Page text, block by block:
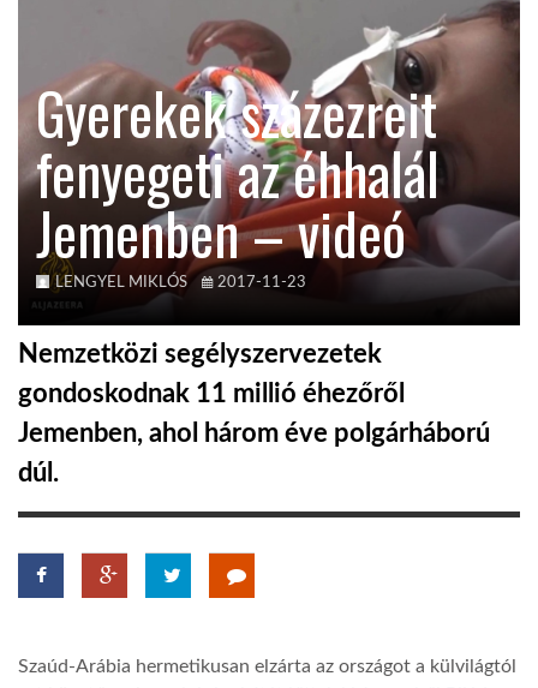
GLOBOTV
AFRIKA TUDÁSTÁR
A NAP SZÉPE
LINKTR.EE
GLOBOZSARU
DOBRAVERO.HU
GLOBOBOOK
Gyerekek százezreit
fenyegeti az éhhalál
Jemenben – videó
LENGYEL MIKLÓS 2017-11-23
Nemzetközi segélyszervezetek
gondoskodnak 11 millió éhezőről
Jemenben, ahol három éve polgárháború
dúl.
Szaúd-Arábia hermetikusan elzárta az országot a külvilágtól